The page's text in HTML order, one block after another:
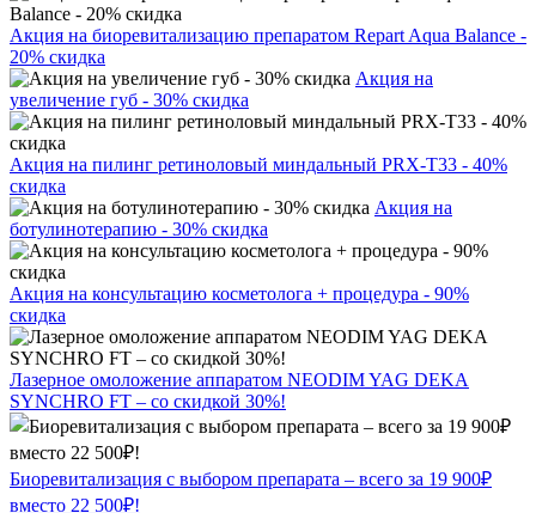
Акция на биоревитализацию препаратом Repart Aqua Balance -
20% скидка
Акция на
увеличение губ - 30% скидка
Акция на пилинг ретиноловый миндальный PRX-T33 - 40%
скидка
Акция на
ботулинотерапию - 30% скидка
Акция на консультацию косметолога + процедура - 90%
скидка
Лазерное омоложение аппаратом NEODIM YAG DEKA
SYNCHRO FT – со скидкой 30%!
Биоревитализация с выбором препарата – всего за 19 900₽
вместо 22 500₽!